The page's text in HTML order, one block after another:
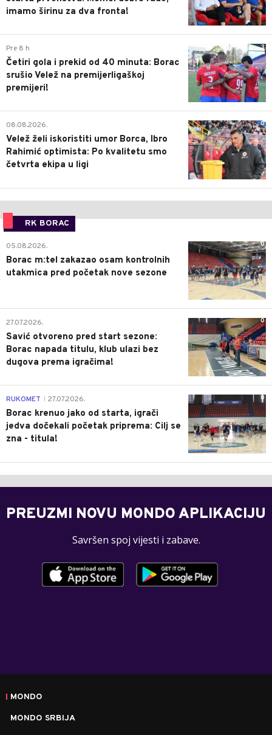
imamo širinu za dva fronta!
3
Pre 8 h
Četiri gola i prekid od 40 minuta: Borac
srušio Velež na premijerligaškoj
premijeri!
0
08.08.2026.
Velež želi iskoristiti umor Borca, Ibro
Rahimić optimista: Po kvalitetu smo
četvrta ekipa u ligi
RK BORAC
0
05.08.2026.
Borac m:tel zakazao osam kontrolnih
utakmica pred početak nove sezone
0
27.07.2026.
Savić otvoreno pred start sezone:
Borac napada titulu, klub ulazi bez
dugova prema igračima!
0
RUKOMET 27.07.2026.
Borac krenuo jako od starta, igrači
jedva dočekali početak priprema: Cilj se
zna - titula!
PREUZMI NOVU MONDO APLIKACIJU
Savršen spoj vijesti i zabave.
MONDO
MONDO SRBIJA